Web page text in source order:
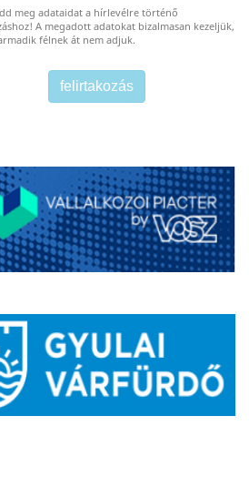
meg adataidat a hírlevélre történő
A megadott adatokat bizalmasan kezeljük,
félnek át nem adjuk.